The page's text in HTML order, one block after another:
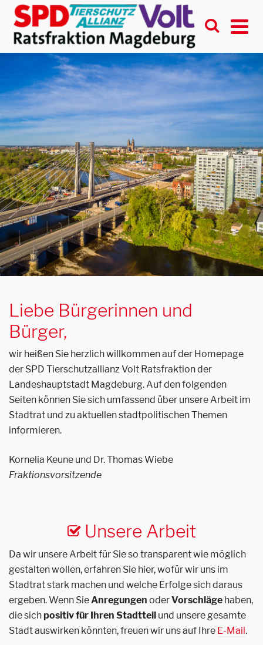
Liebe Bürgerinnen und
Bürger,
wir heißen Sie herzlich willkommen auf der Homepage
der SPD Tierschutzallianz Volt Ratsfraktion der
Landeshauptstadt Magdeburg. Auf den folgenden
Seiten können Sie sich umfassend über unsere Arbeit im
Stadtrat und zu aktuellen stadtpolitischen Themen
informieren.
Kornelia Keune und Dr. Thomas Wiebe
Fraktionsvorsitzende
Unsere Arbeit
Da wir unsere Arbeit für Sie so transparent wie möglich
gestalten wollen, erfahren Sie hier, wofür wir uns im
Stadtrat stark machen und welche Erfolge sich daraus
ergeben. Wenn Sie Anregungen oderVorschläge haben,
die sichpositiv für Ihren Stadtteil und unsere gesamte
Stadt auswirken könnten, freuen wir uns auf Ihre E-Mail.